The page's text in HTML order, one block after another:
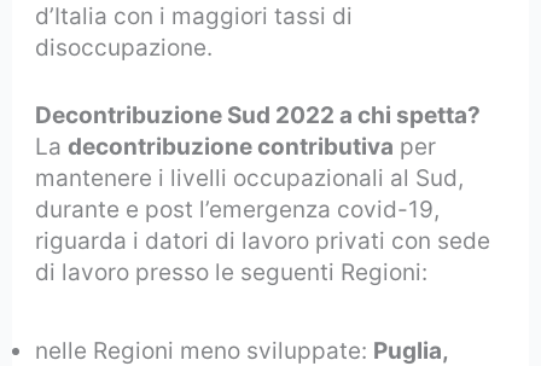
d’Italia con i maggiori tassi di
disoccupazione.
Decontribuzione Sud 2022 a chi spetta?
Ladecontribuzione contributiva per
mantenere i livelli occupazionali al Sud,
durante e post l’emergenza covid-19,
riguarda i datori di lavoro privati con sede
di lavoro presso le seguenti Regioni:
nelle Regioni meno sviluppate: Puglia,